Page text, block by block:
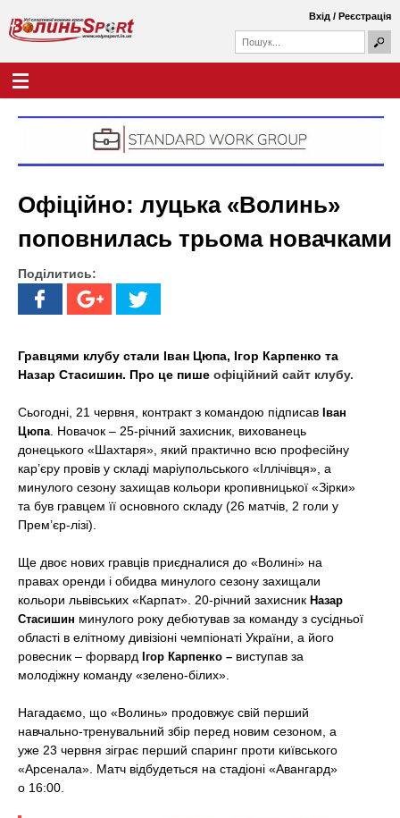
вмісту
В
о
н
ь
S
p
o
о
у
к
о
в
а
о
м
а
о
ш
Вхід / Реєстрація
Офіційно: луцька «Волинь»
поповнилась трьома новачками
Поділитись:
Гравцями клубу стали Іван Цюпа, Ігор Карпенко та
Назар Стасишин. Про це пише офіційний сайт клубу.
Сьогодні, 21 червня, контракт з командою підписав Іван
Цюпа. Новачок – 25-річний захисник, вихованець
донецького «Шахтаря», який практично всю професійну
кар’єру провів у складі маріупольського «Іллічівця», а
минулого сезону захищав кольори кропивницької «Зірки»
та був гравцем її основного складу (26 матчів, 2 голи у
Прем’єр-лізі).
Ще двоє нових гравців приєдналися до «Волині» на
правах оренди і обидва минулого сезону захищали
кольори львівських «Карпат». 20-річний захисник Назар
Стасишин минулого року дебютував за команду з сусідньої
області в елітному дивізіоні чемпіонаті України, а його
ровесник – форвард Ігор Карпенко – виступав за
молодіжну команду «зелено-білих».
Нагадаємо, що «Волинь» продовжує свій перший
навчально-тренувальний збір перед новим сезоном, а
уже 23 червня зіграє перший спаринг проти київського
«Арсенала». Матч відбудеться на стадіоні «Авангард»
о 16:00.